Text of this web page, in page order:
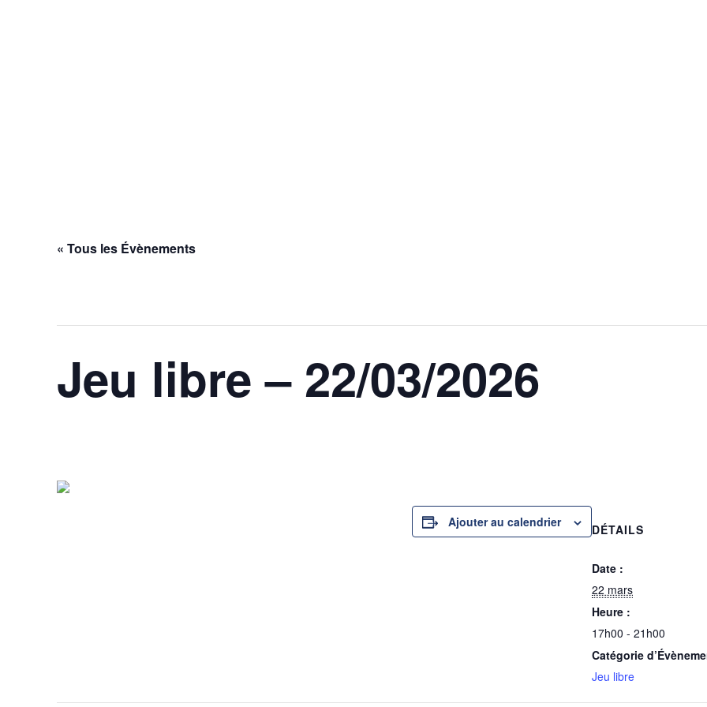
« Tous les Évènements
Jeu libre – 22/03/2026
Ajouter au calendrier DÉTAILS
Date :
22 mars
Heure :
17h00 - 21h00
Catégorie
Jeu libre